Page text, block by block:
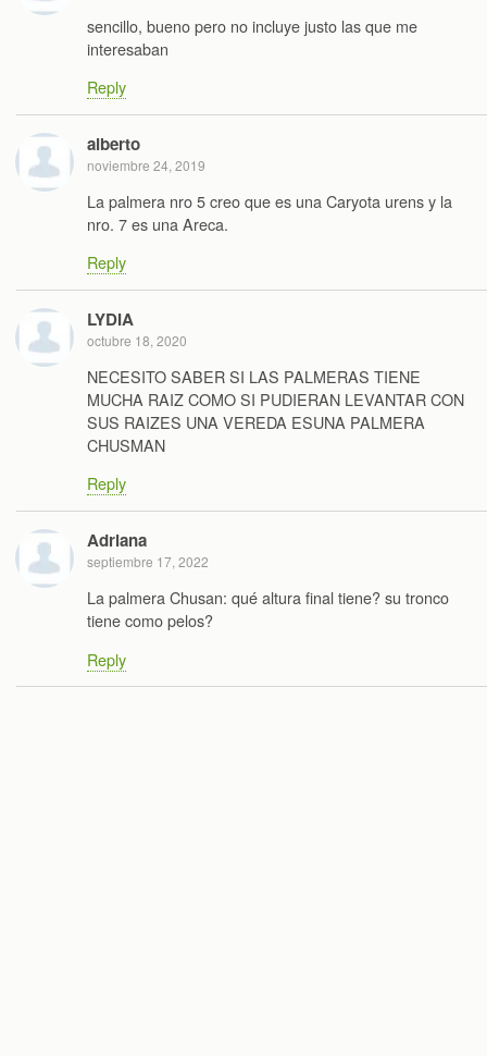
sencillo, bueno pero no incluye justo las que me
interesaban
Reply
alberto
noviembre 24, 2019
La palmera nro 5 creo que es una Caryota urens y la
nro. 7 es una Areca.
Reply
LYDIA
octubre 18, 2020
NECESITO SABER SI LAS PALMERAS TIENE
MUCHA RAIZ COMO SI PUDIERAN LEVANTAR CON
SUS RAIZES UNA VEREDA ESUNA PALMERA
CHUSMAN
Reply
Adriana
septiembre 17, 2022
La palmera Chusan: qué altura final tiene? su tronco
tiene como pelos?
Reply